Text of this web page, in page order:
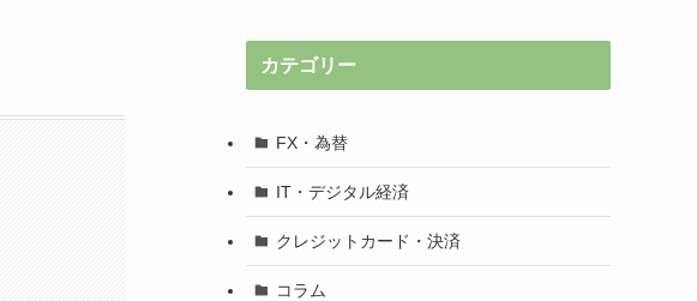
カテゴリー
FX・為替
IT・デジタル経済
クレジットカード・決済
コラム